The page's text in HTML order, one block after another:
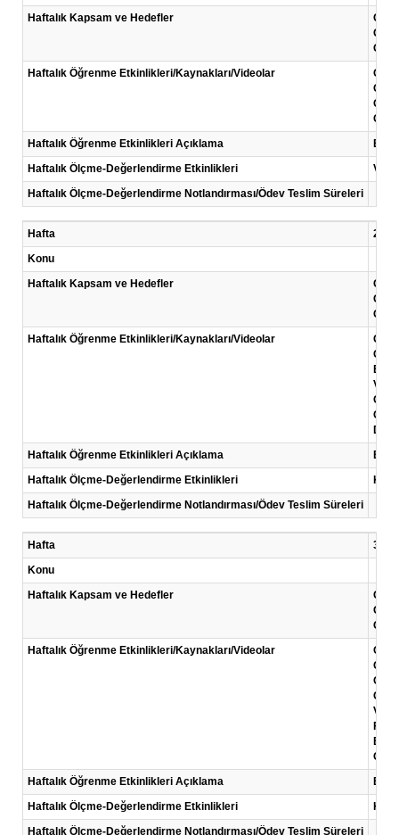
Haftalık Kapsam ve Hedefler
Haftalık Öğrenme Etkinlikleri/Kaynakları/Videolar
Haftalık Öğrenme Etkinlikleri Açıklama
Bu
Haftalık Ölçme-Değerlendirme Etkinlikleri
Vaka
Haftalık Ölçme-Değerlendirme Notlandırması/Ödev Teslim Süreleri
Hafta
2
Konu
Haftalık Kapsam ve Hedefler
Haftalık Öğrenme Etkinlikleri/Kaynakları/Videolar
Haftalık Öğrenme Etkinlikleri Açıklama
Bu
Haftalık Ölçme-Değerlendirme Etkinlikleri
Haftalık Ölçme-Değerlendirme Notlandırması/Ödev Teslim Süreleri
Hafta
3
Konu
Haftalık Kapsam ve Hedefler
Haftalık Öğrenme Etkinlikleri/Kaynakları/Videolar
Haftalık Öğrenme Etkinlikleri Açıklama
Bu
Haftalık Ölçme-Değerlendirme Etkinlikleri
Haftalık Ölçme-Değerlendirme Notlandırması/Ödev Teslim Süreleri